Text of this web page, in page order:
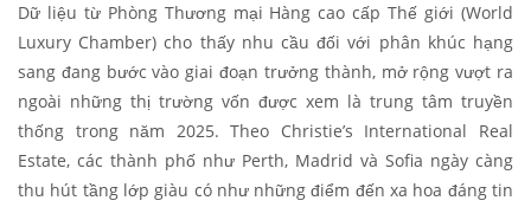
Dữ liệu từ Phòng Thương mại Hàng cao cấp Thế giới (World
Luxury Chamber) cho thấy nhu cầu đối với phân khúc hạng
sang đang bước vào giai đoạn trưởng thành, mở rộng vượt ra
ngoài những thị trường vốn được xem là trung tâm truyền
thống trong năm 2025. Theo Christie’s International Real
Estate, các thành phố như Perth, Madrid và Sofia ngày càng
thu hút tầng lớp giàu có như những điểm đến xa hoa đáng tin